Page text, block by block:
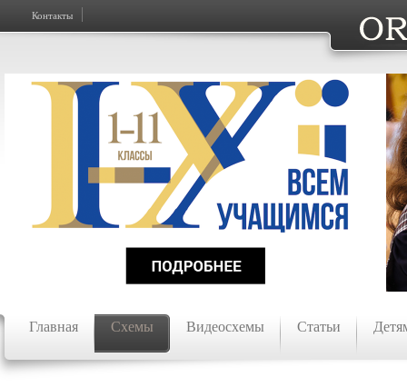
Контакты
Главная Схемы Видеосхемы Статьи